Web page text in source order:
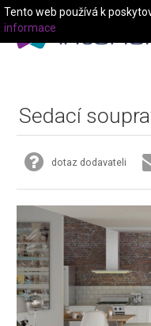
Sedací
dotaz dodavateli
Tento web používá k
informace